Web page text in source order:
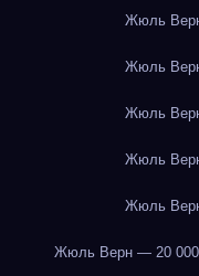
Жюль
Жюль
Жюль
Жюль
Жюль
Жюль Верн — 20 000